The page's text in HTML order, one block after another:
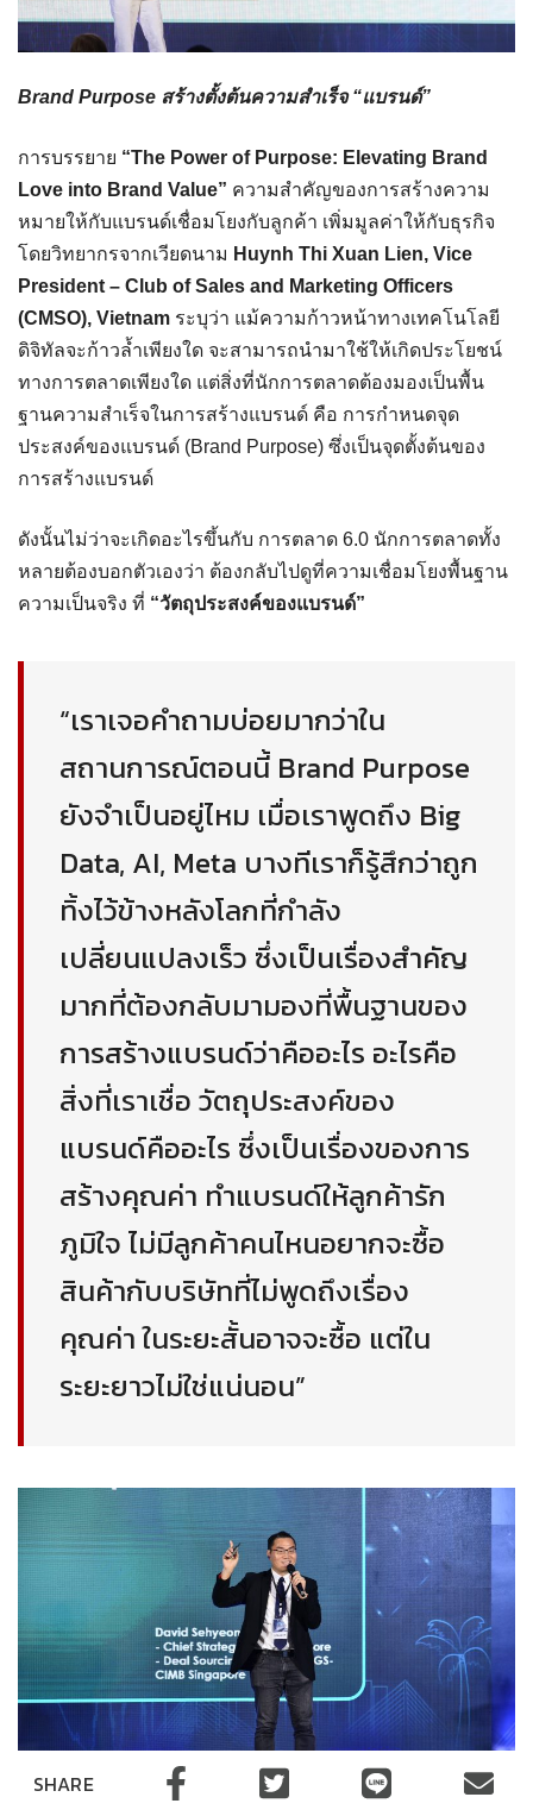
SHARE
Brand Purpose สร้างตั้งต้นความสำเร็จ “แบรนด์”
การบรรยาย “The Power of Purpose: Elevating Brand
Love into Brand Value” ความสำคัญของการสร้างความ
หมายให้กับแบรนด์เชื่อมโยงกับลูกค้า เพิ่มมูลค่าให้กับธุรกิจ
โดยวิทยากรจากเวียดนาม Huynh Thi Xuan Lien, Vice
President – Club of Sales and Marketing Officers
(CMSO), Vietnam ระบุว่า แม้ความก้าวหน้าทางเทคโนโลยี
ดิจิทัลจะก้าวล้ำเพียงใด จะสามารถนำมาใช้ให้เกิดประโยชน์
ทางการตลาดเพียงใด แต่สิ่งที่นักการตลาดต้องมองเป็นพื้น
ฐานความสำเร็จในการสร้างแบรนด์ คือ การกำหนดจุด
ประสงค์ของแบรนด์ (Brand Purpose) ซึ่งเป็นจุดตั้งต้นของ
การสร้างแบรนด์
ดังนั้นไม่ว่าจะเกิดอะไรขึ้นกับ การตลาด 6.0 นักการตลาดทั้ง
หลายต้องบอกตัวเองว่า ต้องกลับไปดูที่ความเชื่อมโยงพื้นฐาน
ความเป็นจริง ที่ “วัตถุประสงค์ของแบรนด์”
“เราเจอคำถามบ่อยมากว่าใน
สถานการณ์ตอนนี้ Brand Purpose
ยังจำเป็นอยู่ไหม เมื่อเราพูดถึง Big
Data, AI, Meta บางทีเราก็รู้สึกว่าถูก
ทิ้งไว้ข้างหลังโลกที่กำลัง
เปลี่ยนแปลงเร็ว ซึ่งเป็นเรื่องสำคัญ
มากที่ต้องกลับมามองที่พื้นฐานของ
การสร้างแบรนด์ว่าคืออะไร อะไรคือ
สิ่งที่เราเชื่อ วัตถุประสงค์ของ
แบรนด์คืออะไร ซึ่งเป็นเรื่องของการ
สร้างคุณค่า ทำแบรนด์ให้ลูกค้ารัก
ภูมิใจ ไม่มีลูกค้าคนไหนอยากจะซื้อ
สินค้ากับบริษัทที่ไม่พูดถึงเรื่อง
คุณค่า ในระยะสั้นอาจจะซื้อ แต่ใน
ระยะยาวไม่ใช่แน่นอน”